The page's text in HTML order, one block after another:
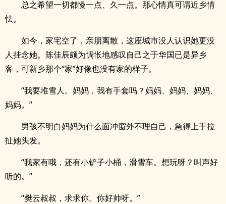
总之希望一切都慢一点、久一点。那心情真可谓近乡情
怯。
如今，家宅空了，亲朋离散，这座城市没人认识她更没
人挂念她。陈佳辰颇为惆怅地感叹自己之于华国已是异乡
客，可新乡那个“家”好像也没有家的样子。
“我要堆雪人。妈妈，我有手套吗？妈妈、妈妈、妈妈、
妈妈。”
男孩不明白妈妈为什么面冲窗外不理自己，急得上手拉
扯她头发。
“我家有哦，还有小铲子小桶，滑雪车。想玩呀？叫声好
听的。”
“樊云叔叔，求求你。你好帅呀。”